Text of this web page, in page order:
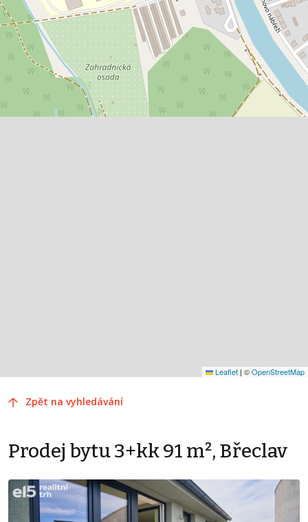
Leaflet | ©OpenStreetMap
Zpět na vyhledávání
Prodej bytu 3+kk 91 m², Břeclav